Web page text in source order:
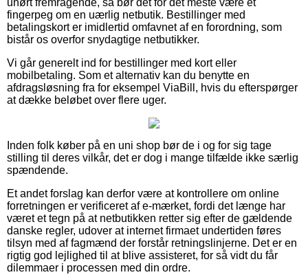
fingerpeg om en uærlig netbutik. Bestillinger med
betalingskort er imidlertid omfavnet af en forordning, som
bistår os overfor snydagtige netbutikker.
Vi går generelt ind for bestillinger med kort eller
mobilbetaling. Som et alternativ kan du benytte en
afdragsløsning fra for eksempel ViaBill, hvis du efterspørger
at dække beløbet over flere uger.
Inden folk køber på en uni shop bør de i og for sig tage
stilling til deres vilkår, det er dog i mange tilfælde ikke særlig
spændende.
Et andet forslag kan derfor være at kontrollere om online
forretningen er verificeret af e-mærket, fordi det længe har
været et tegn på at netbutikken retter sig efter de gældende
danske regler, udover at internet firmaet undertiden føres
tilsyn med af fagmænd der forstår retningslinjerne. Det er en
rigtig god lejlighed til at blive assisteret, for så vidt du får
dilemmaer i processen med din ordre.